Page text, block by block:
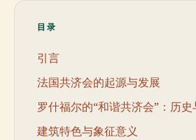
目录
引言
法国共济会的起源与发展
罗什福尔的“和谐共济会”：历史
建筑特色与象征意义